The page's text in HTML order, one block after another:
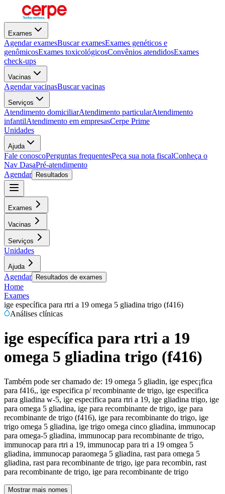
Exames
Agendar examesBuscar examesExames genéticos e
genômicosExames toxicológicosConvênios atendidosExames
check-ups
Vacinas
Agendar vacinasBuscar vacinas
Serviços
Atendimento domiciliarAtendimento particularAtendimento
infantilAtendimento em empresasCerpe Prime
Unidades
Ajuda
Fale conoscoPerguntas frequentesPeça sua nota fiscalConheça o
Nav DasaPré-atendimento
Agendar
Resultados
Exames
Vacinas
Serviços
Unidades
Ajuda
Agendar Resultados de exames
Home
Exames
ige específica para rtri a 19 omega 5 gliadina trigo (f416)
Análises clínicas
ige específica para rtri a 19
omega 5 gliadina trigo (f416)
Também pode ser chamado de: 19 omega 5 gliadin, ige espec¡fica
para f416,, ige especifica p/ recombinante de trigo, ige especifica
para gliadina w-5, ige especifica para rtri a 19, ige gliadina trigo, ige
para omega 5 gliadina, ige para recombinante de trigo, ige para
recombinante de trigo (f416), ige para recombinante do trigo, ige
trigo omega 5 gliadina, ige trigo omega cinco gliadina, immunocap
para omega-5 gliadina, immunocap para recombinante de trigo,
immunocap para rtri a 19, immunocap para tri a 19 omgea 5
gliadina, immunocap paraomega 5 gliadina, rast para omega 5
gliadina, rast para recombinante de trigo, ige para recombin, rast
para recombinante de trigo, ige para recombinante de trigo
Mostrar mais nomes